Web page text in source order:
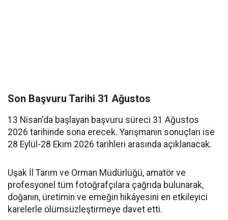
Son Başvuru Tarihi 31 Ağustos
13 Nisan'da başlayan başvuru süreci 31 Ağustos
2026 tarihinde sona erecek. Yarışmanın sonuçları ise
28 Eylül-28 Ekim 2026 tarihleri arasında açıklanacak.
Uşak İl Tarım ve Orman Müdürlüğü, amatör ve
profesyonel tüm fotoğrafçılara çağrıda bulunarak,
doğanın, üretimin ve emeğin hikâyesini en etkileyici
karelerle ölümsüzleştirmeye davet etti.